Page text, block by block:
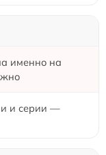
именно на
и серии —